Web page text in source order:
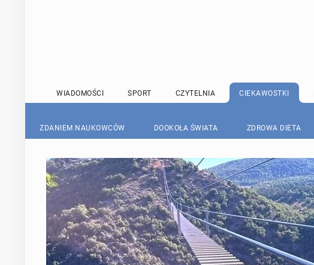
WIADOMOŚCI SPORT CZYTELNIA CIEKAWOSTKI
ZDANIEM NAUKOWCÓW DOOKOŁA ŚWIATA ZDROWA DIETA